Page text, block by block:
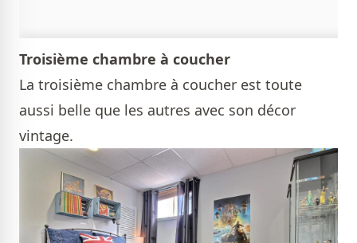
Troisième chambre à coucher
La troisième chambre à coucher est toute
aussi belle que les autres avec son décor
vintage.